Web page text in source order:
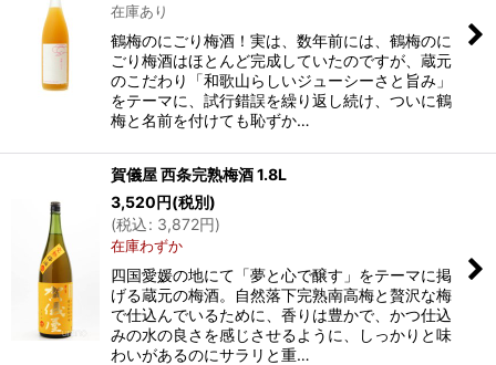
在庫あり
鶴梅のにごり梅酒！実は、数年前には、鶴梅のに
ごり梅酒はほとんど完成していたのですが、蔵元
のこだわり「和歌山らしいジューシーさと旨み」
をテーマに、試行錯誤を繰り返し続け、ついに鶴
梅と名前を付けても恥ずか…
賀儀屋 西条完熟梅酒 1.8L
3,520円(税別)
(税込: 3,872円)
在庫わずか
四国愛媛の地にて「夢と心で醸す」をテーマに掲
げる蔵元の梅酒。自然落下完熟南高梅と贅沢な梅
で仕込んでいるために、香りは豊かで、かつ仕込
みの水の良さを感じさせるように、しっかりと味
わいがあるのにサラリと重…